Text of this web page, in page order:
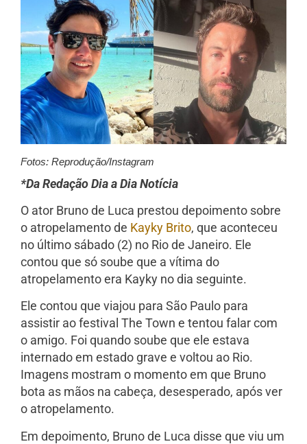
Fotos: Reprodução/Instagram
*Da Redação Dia a Dia Notícia
O ator Bruno de Luca prestou depoimento sobre
o atropelamento de Kayky Brito, que aconteceu
no último sábado (2) no Rio de Janeiro. Ele
contou que só soube que a vítima do
atropelamento era Kayky no dia seguinte.
Ele contou que viajou para São Paulo para
assistir ao festival The Town e tentou falar com
o amigo. Foi quando soube que ele estava
internado em estado grave e voltou ao Rio.
Imagens mostram o momento em que Bruno
bota as mãos na cabeça, desesperado, após ver
o atropelamento.
Em depoimento, Bruno de Luca disse que viu um